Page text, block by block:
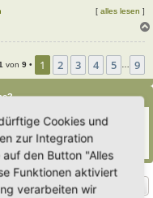
[ alles lesen ]
von 9 • 1 2 3 4 5 … 9
0 unsichtbare Mitglieder und
letzten 5 Minuten)
Mi 29. Jul 2026, 21:02 gleichzeitig
Gehe zu
Cookies und
zur Integration
den Button "Alles
Funktionen aktiviert
verarbeiten wir